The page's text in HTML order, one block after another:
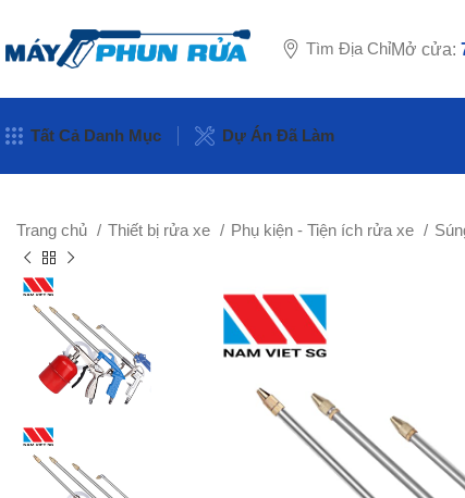
Tìm Địa ChỉMở cửa:
Tất Cả Danh Mục Dự Án Đã Làm
Trang chủ Thiết bị rửa xe Phụ kiện - Tiện ích rửa xe